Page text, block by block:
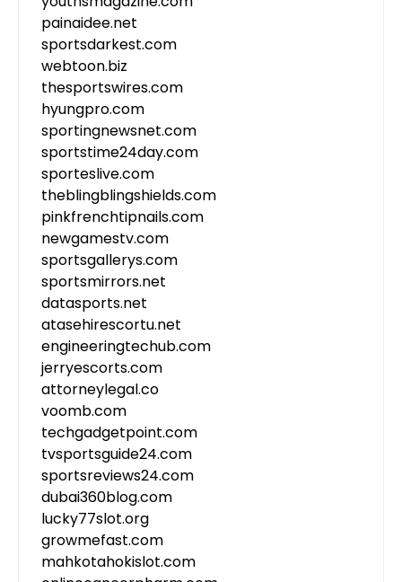
painaidee.net
sportsdarkest.com
webtoon.biz
thesportswires.com
hyungpro.com
sportingnewsnet.com
sportstime24day.com
sporteslive.com
theblingblingshields.com
pinkfrenchtipnails.com
newgamestv.com
sportsgallerys.com
sportsmirrors.net
datasports.net
atasehirescortu.net
engineeringtechub.com
jerryescorts.com
attorneylegal.co
voomb.com
techgadgetpoint.com
tvsportsguide24.com
sportsreviews24.com
dubai360blog.com
lucky77slot.org
growmefast.com
mahkotahokislot.com